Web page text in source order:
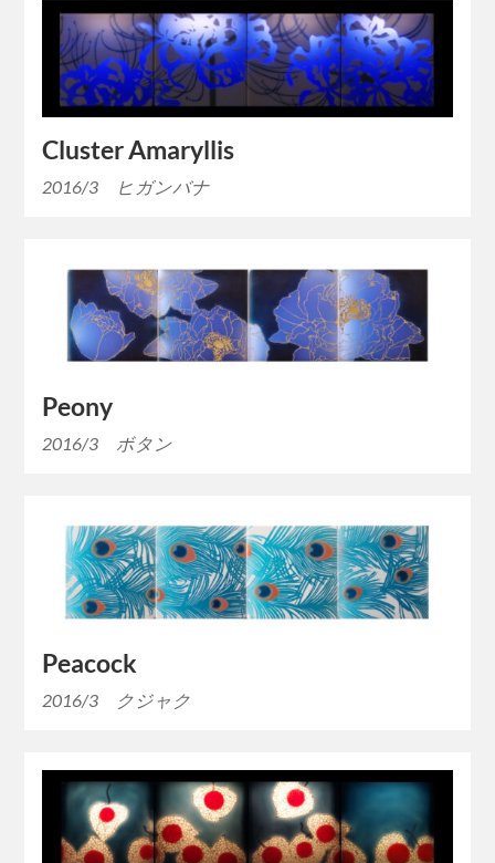
Cluster Amaryllis
2016/3 ヒガンバナ
Peony
2016/3 ボタン
Peacock
2016/3 クジャク